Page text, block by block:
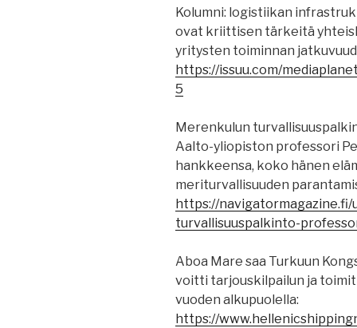
Kolumni: logistiikan
ovat kriittisen tärkeitä
yritysten toiminnan
https://issuu.com/
5
Merenkulun
Aalto-yliopiston professori
hankkeensa, koko hänen
meriturvallisuuden
https://
turvallisuuspalkinto-
Aboa Mare saa Turkuun
voitti tarjouskilpailun ja
vuoden alkupuolella:
https://